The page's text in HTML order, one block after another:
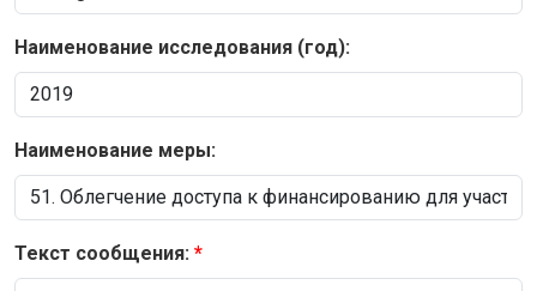
Наименование исследования (год):
Наименование меры:
Текст сообщения: